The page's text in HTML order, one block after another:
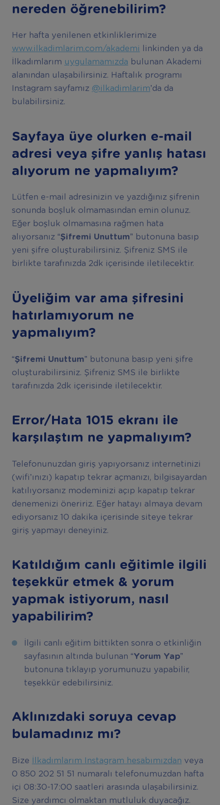
nereden öğrenebilirim?
Her hafta yenilenen etkinliklerimize
www.ilkadimlarim.com/akademi
linkinden ya da
İlkadımlarım uygulamamızda bulunan Akademi
alanından ulaşabilirsiniz. Haftalık programı
Instagram sayfamız @ilkadimlarim’da da
bulabilirsiniz.
Sayfaya üye olurken e-mail
adresi veya şifre yanlış hatası
alıyorum ne yapmalıyım?
Lütfen e-mail adresinizin ve yazdığınız şifrenin
sonunda boşluk olmamasından emin olunuz.
Eğer boşluk olmamasına rağmen hata
alıyorsanız “Şifremi Unuttum” butonuna basıp
yeni şifre oluşturabilirsiniz. Şifreniz SMS ile
birlikte tarafınızda 2dk içerisinde iletilecektir.
Üyeliğim var ama şifresini
hatırlamıyorum ne
yapmalıyım?
“Şifremi Unuttum” butonuna basıp yeni şifre
oluşturabilirsiniz. Şifreniz SMS ile birlikte
tarafınızda 2dk içerisinde iletilecektir.
Error/Hata 1015 ekranı ile
karşılaştım ne yapmalıyım?
Telefonunuzdan giriş yapıyorsanız internetinizi
(wifi’ınızı) kapatıp tekrar açmanızı, bilgisayardan
katılıyorsanız modeminizi açıp kapatıp tekrar
denemenizi öneririz. Eğer hatayı almaya devam
ediyorsanız 10 dakika içerisinde siteye tekrar
giriş yapmayı deneyiniz.
Katıldığım canlı eğitimle ilgili
teşekkür etmek & yorum
yapmak istiyorum, nasıl
yapabilirim?
İlgili canlı eğitim bittikten sonra o etkinliğin
sayfasının altında bulunan “Yorum Yap”
butonuna tıklayıp yorumunuzu yapabilir,
teşekkür edebilirsiniz.
Aklınızdaki soruya cevap
bulamadınız mı?
Bize İlkadımlarım Instagram hesabımızdan veya
0 850 202 51 51 numaralı telefonumuzdan hafta
içi 08:30-17:00 saatleri arasında ulaşabilirsiniz.
Size yardımcı olmaktan mutluluk duyacağız.